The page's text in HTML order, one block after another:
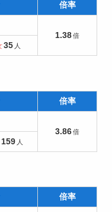
倍率
1.38
35
倍率
3.86
159
倍率